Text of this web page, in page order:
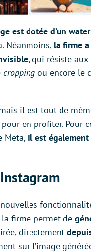
est dotée d’un
Néanmoins, la firme
, qui résiste
cropping ou encore le
il est tout de
pour en profiter. Pour
Meta, il est
la firme permet de
directement
sur l’image